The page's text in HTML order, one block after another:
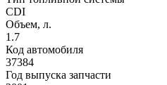
CDI
Объем, л.
1.7
Код автомобиля
37384
Год выпуска запчасти